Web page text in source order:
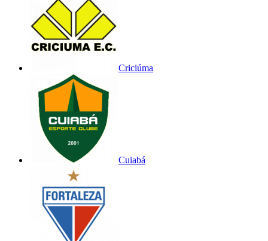
Criciúma
Cuiabá